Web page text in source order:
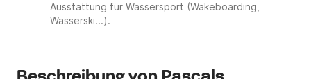
Ausstattung für Wassersport (Wakeboarding,
Wasserski...).